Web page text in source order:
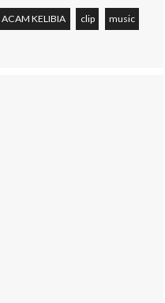
ACAM KELIBIA clip music